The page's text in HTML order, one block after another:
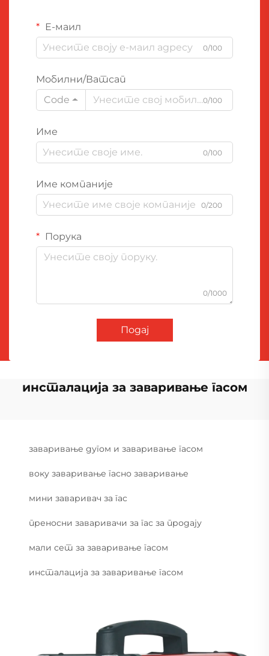
Е-маил
0/100
Мобилни/Ватсап
Code
0/100
Име
0/100
Име компаније
0/200
Порука
0/1000
Подај
инсталација за заваривање гасом
заваривање дугом и заваривање гасом
воку заваривање гасно заваривање
мини заваривач за гас
преносни заваривачи за гас за продају
мали сет за заваривање гасом
инсталација за заваривање гасом